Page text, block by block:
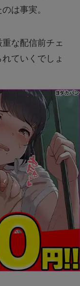
は事実。
な配信前チェ
ていくでしょ